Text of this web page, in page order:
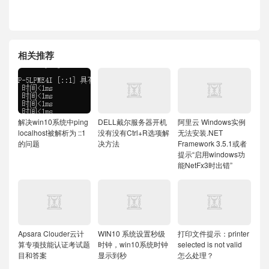
相关推荐
解决win10系统中ping
localhost被解析为 ::1
的问题
DELL戴尔服务器开机
没有没有Ctrl+R选项解
决方法
阿里云 Windows实例
无法安装.NET
Framework 3.5.1或者
提示“启用windows功
能NetFx3时出错”
Apsara Clouder云计
算专项技能认证考试题
目和答案
WIN10 系统设置秒级
时钟，win10系统时钟
显示到秒
打印文件提示：printer
selected is not valid
怎么处理？